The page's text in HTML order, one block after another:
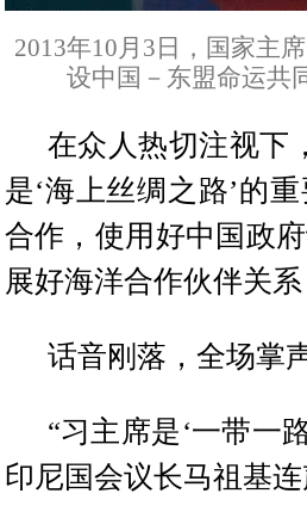
2013年10月3日，国家主
设中国－东盟命运共
在众人热切注视下
是‘海上丝绸之路’的
合作，使用好中国政
展好海洋合作伙伴关
话音刚落，全场掌
“习主席是‘一带一
印尼国会议长马祖基